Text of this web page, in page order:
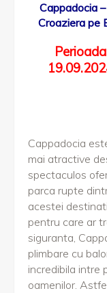
Cappadocia
Croaziera pe
Cappadocia
mai atractive
spectaculos
parca rupte
acestei
pentru care ar
siguranta,
plimbare cu
incredibila intre
oamenilor.